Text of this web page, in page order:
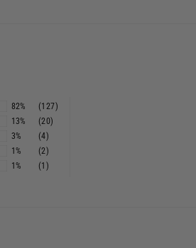
82%
(127)
13%
(20)
3%
(4)
1%
(2)
1%
(1)